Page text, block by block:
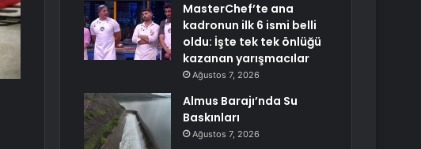
MasterChef’te ana
kadronun ilk 6 ismi belli
oldu: İşte tek tek önlüğü
kazanan yarışmacılar
Ağustos 7, 2026
Almus Barajı’nda Su
Baskınları
Ağustos 7, 2026